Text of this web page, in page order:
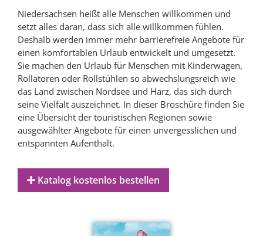
Niedersachsen heißt alle Menschen willkommen und
setzt alles daran, dass sich alle willkommen fühlen.
Deshalb werden immer mehr barrierefreie Angebote für
einen komfortablen Urlaub entwickelt und umgesetzt.
Sie machen den Urlaub für Menschen mit Kinderwagen,
Rollatoren oder Rollstühlen so abwechslungsreich wie
das Land zwischen Nordsee und Harz, das sich durch
seine Vielfalt auszeichnet. In dieser Broschüre finden Sie
eine Übersicht der touristischen Regionen sowie
ausgewählter Angebote für einen unvergesslichen und
entspannten Aufenthalt.
Katalog kostenlos bestellen